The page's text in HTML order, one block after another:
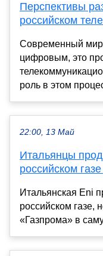
Перспективы
российском
Современный мир
цифровым, это
роль в этом
22:00, 13 Май
Итальянцы
российском
Итальянская Eni
российском газе,
«Газпрома» в